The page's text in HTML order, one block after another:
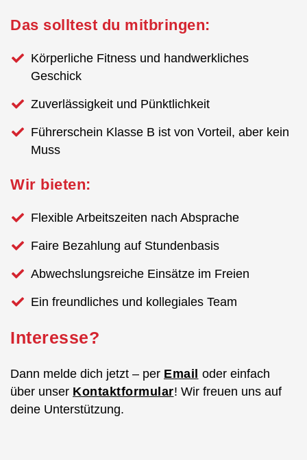
Das solltest du mitbringen:
Körperliche Fitness und handwerkliches
Geschick
Zuverlässigkeit und Pünktlichkeit
Führerschein Klasse B ist von Vorteil, aber kein
Muss
Wir bieten:
Flexible Arbeitszeiten nach Absprache
Faire Bezahlung auf Stundenbasis
Abwechslungsreiche Einsätze im Freien
Ein freundliches und kollegiales Team
Interesse?
Dann melde dich jetzt – per Email oder einfach
über unser Kontaktformular! Wir freuen uns auf
deine Unterstützung.